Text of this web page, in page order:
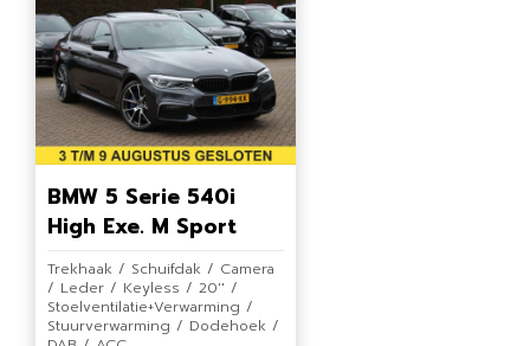
BMW 5 Serie 540i
High Exe. M Sport
Trekhaak / Schuifdak / Camera
/ Leder / Keyless / 20'' /
Stoelventilatie+Verwarming /
Stuurverwarming / Dodehoek /